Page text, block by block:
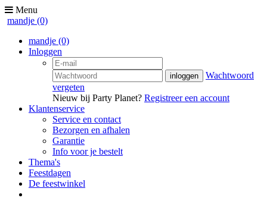
Menu
mandje (0)
mandje (0)
Inloggen
Wachtwoord
vergeten
Nieuw bij Party Planet? Registreer een account
Klantenservice
Service en contact
Bezorgen en afhalen
Garantie
Info voor je bestelt
Thema's
Feestdagen
De feestwinkel